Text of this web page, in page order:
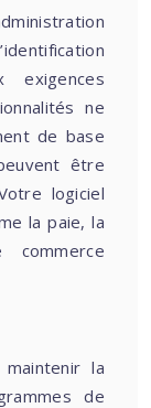
exigences
ne
de base
être
logiciel
la paie, la
la
de